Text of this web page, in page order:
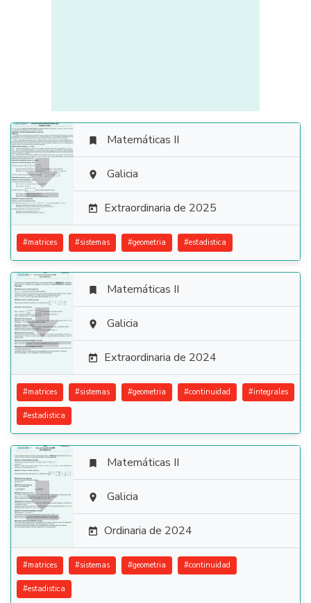

 Matemáticas II
 Galicia
 Extraordinaria de 2025
#matrices #sistemas #geometria #estadistica

 Matemáticas II
 Galicia
 Extraordinaria de 2024
#matrices #sistemas #geometria #continuidad #integrales
#estadistica

 Matemáticas II
 Galicia
 Ordinaria de 2024
#matrices #sistemas #geometria #continuidad
#estadistica